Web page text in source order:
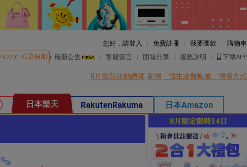
您好， 請登入 免費註冊 我要匯款
購物車
07/01 公眾假期 最新公告 客服留言 開箱分享 服務說明 下載APP
8月最新活動總覽 新增「恒生虛擬帳號」增值方式
日本樂天 RakutenRakuma 日本Amazon